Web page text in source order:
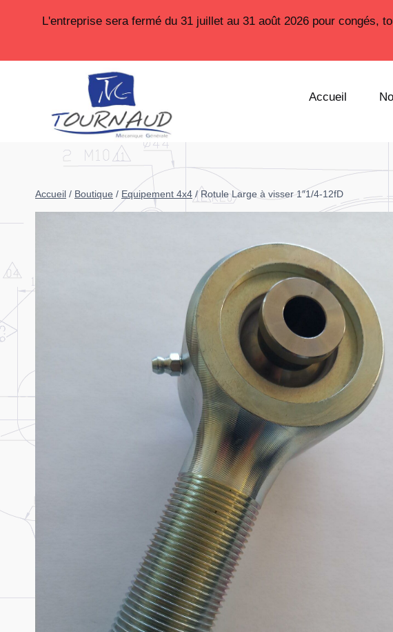
L'entreprise sera fermé du 31 juillet au 31 août 2026 pour congés,
Accueil
Accueil / Boutique / Equipement 4x4 / Rotule Large à visser 1″1/4-12fD